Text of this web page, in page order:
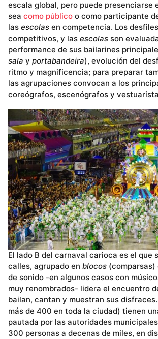
escala global, pero puede presenciarse
sea como público o como participante
las escolas en competencia. Los
competitivos, y las escolas son
performance de sus bailarines
sala y portabandeira), evolución del
ritmo y magnificencia; para preparar
las agrupaciones convocan a los
coreógrafos, escenógrafos y
El lado B del carnaval carioca es el que
calles, agrupado en blocos (comparsas)
de sonido -en algunos casos con
muy renombrados- lidera el encuentro
bailan, cantan y muestran sus
más de 400 en toda la ciudad) tienen
pautada por las autoridades
300 personas a decenas de miles, en